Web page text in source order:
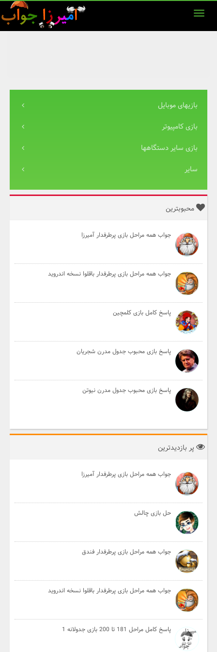
بازیهای موبایل
بازی کامپیوتر
بازی سایر دستگاهها
سایر
محبوبترین
جواب همه مراحل بازی پرطرفدار آمیرزا
جواب همه مراحل بازی پرطرفدار باقلوا نسخه اندروید
پاسخ کامل بازی کلمچین
پاسخ بازی محبوب جدول مدرن شجریان
پاسخ بازی محبوب جدول مدرن نیوتن
پر بازدیدترین
جواب همه مراحل بازی پرطرفدار آمیرزا
حل بازی چالش
جواب همه مراحل بازی پرطرفدار فندق
جواب همه مراحل بازی پرطرفدار باقلوا نسخه اندروید
پاسخ کامل مراحل 181 تا 200 بازی جدولانه 1